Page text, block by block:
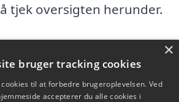
tjek oversigten herunder.
i Karby og
I hele Morsø
×
bruger tracking cookies
til at forbedre brugeroplevelsen. Ved
accepterer du alle cookies i